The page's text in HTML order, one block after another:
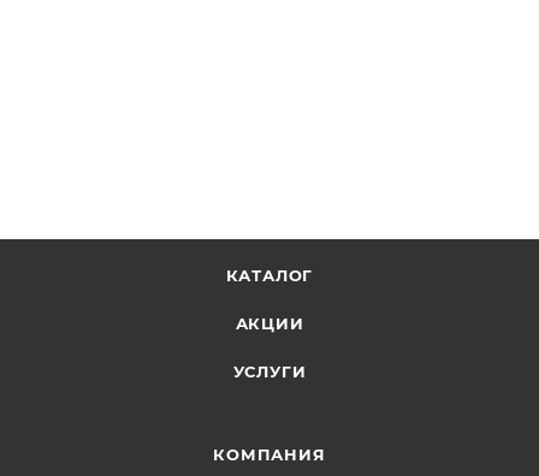
КАТАЛОГ
АКЦИИ
УСЛУГИ
КОМПАНИЯ